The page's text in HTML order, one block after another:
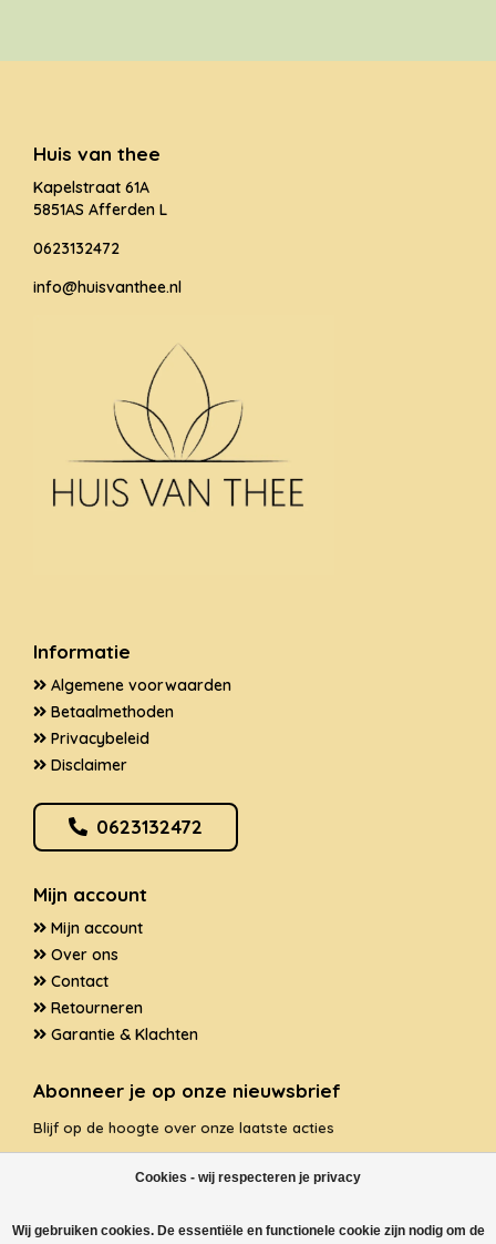
Cookies - wij respecteren je privacy
Wij gebruiken cookies. De essentiële en functionele cookie zijn nodig om de
Huis van thee
Kapelstraat 61A
5851AS Afferden L
0623132472
info@huisvanthee.nl
Informatie
Algemene voorwaarden
Betaalmethoden
Privacybeleid
Disclaimer
0623132472
Mijn account
Mijn account
Over ons
Contact
Retourneren
Garantie & Klachten
Abonneer je op onze nieuwsbrief
Blijf op de hoogte over onze laatste acties